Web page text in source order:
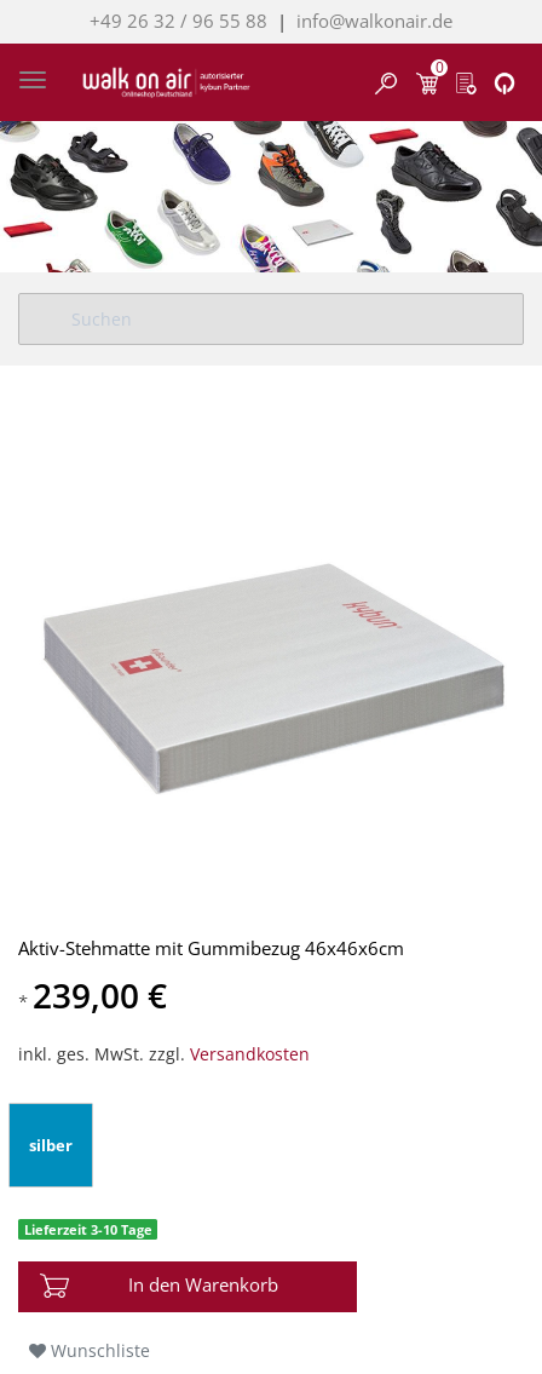
+49 26 32 / 96 55 88 | info@walkonair.de
Toggle navigation Finden
0
Aktiv-Stehmatte mit Gummibezug 46x46x6cm
* 239,00 €
inkl. ges. MwSt. zzgl. Versandkosten
silber
Lieferzeit 3-10 Tage
In den Warenkorb
Wunschliste